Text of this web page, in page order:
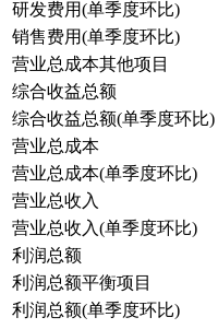
研发费用(单季度环比)
销售费用(单季度环比)
营业总成本其他项目
综合收益总额
综合收益总额(单季度环比)
营业总成本
营业总成本(单季度环比)
营业总收入
营业总收入(单季度环比)
利润总额
利润总额平衡项目
利润总额(单季度环比)